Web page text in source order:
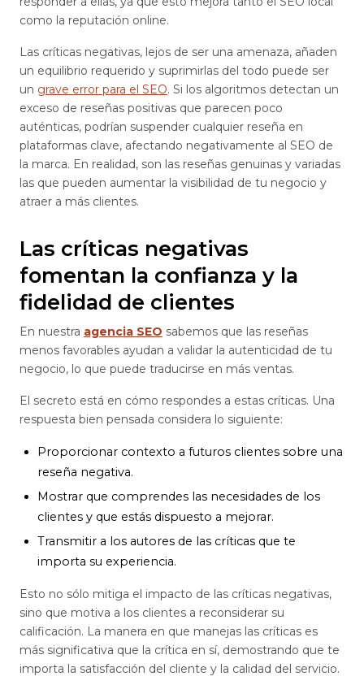
como la reputación online.
Las críticas negativas, lejos de ser una amenaza, añaden
un equilibrio requerido y suprimirlas del todo puede ser
un grave error para el SEO. Si los algoritmos detectan un
exceso de reseñas positivas que parecen poco
auténticas, podrían suspender cualquier reseña en
plataformas clave, afectando negativamente al SEO de
la marca. En realidad, son las reseñas genuinas y variadas
las que pueden aumentar la visibilidad de tu negocio y
atraer a más clientes.
Las críticas negativas
fomentan la confianza y la
fidelidad de clientes
En nuestra agencia SEO sabemos que las reseñas
menos favorables ayudan a validar la autenticidad de tu
negocio, lo que puede traducirse en más ventas.
El secreto está en cómo respondes a estas críticas. Una
respuesta bien pensada considera lo siguiente:
Proporcionar contexto a futuros clientes sobre una
reseña negativa.
Mostrar que comprendes las necesidades de los
clientes y que estás dispuesto a mejorar.
Transmitir a los autores de las críticas que te
importa su experiencia.
Esto no sólo mitiga el impacto de las críticas negativas,
sino que motiva a los clientes a reconsiderar su
calificación. La manera en que manejas las críticas es
más significativa que la crítica en sí, demostrando que te
importa la satisfacción del cliente y la calidad del servicio.